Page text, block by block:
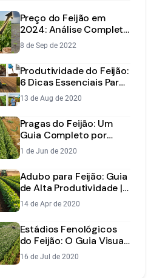
leitura
Preço do Feijão em
2024: Análise Completa
da Safra e Previsão de
Mercado
8 de Sep de 2022
Produtividade do Feijão:
6 Dicas Essenciais Para
Aumentar Sua
Rentabilidade
13 de Aug de 2020
Pragas do Feijão: Um
Guia Completo por
Estágio da Planta
1 de Jun de 2020
Adubo para Feijão: Guia
de Alta Produtividade |
Aegro
14 de Apr de 2020
Estádios Fenológicos
do Feijão: O Guia Visual
para um Manejo Preciso
16 de Jul de 2020